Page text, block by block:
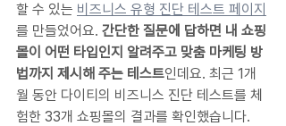
할 수 있는 비즈니스 유형 진단 테스트 페이지
를 만들었어요. 간단한 질문에 답하면 내 쇼핑
몰이 어떤 타입인지 알려주고 맞춤 마케팅 방
법까지 제시해 주는 테스트인데요. 최근 1개
월 동안 다이티의 비즈니스 진단 테스트를 체
험한 33개 쇼핑몰의 결과를 확인했습니다.